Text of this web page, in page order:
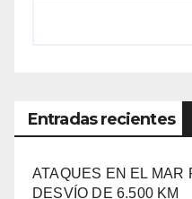
Entradas recientes
ATAQUES EN EL MAR
DESVÍO DE 6.500 KM